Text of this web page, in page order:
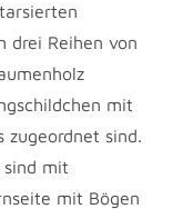
drei Reihen von
mit
zugeordnet sind.
sind mit
mit Bögen